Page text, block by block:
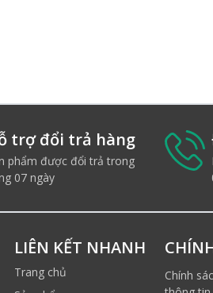
trợ đổi trả hàng
phẩm được đổi trả trong
07 ngày
LIÊN KẾT NHANH
Trang chủ
Chính